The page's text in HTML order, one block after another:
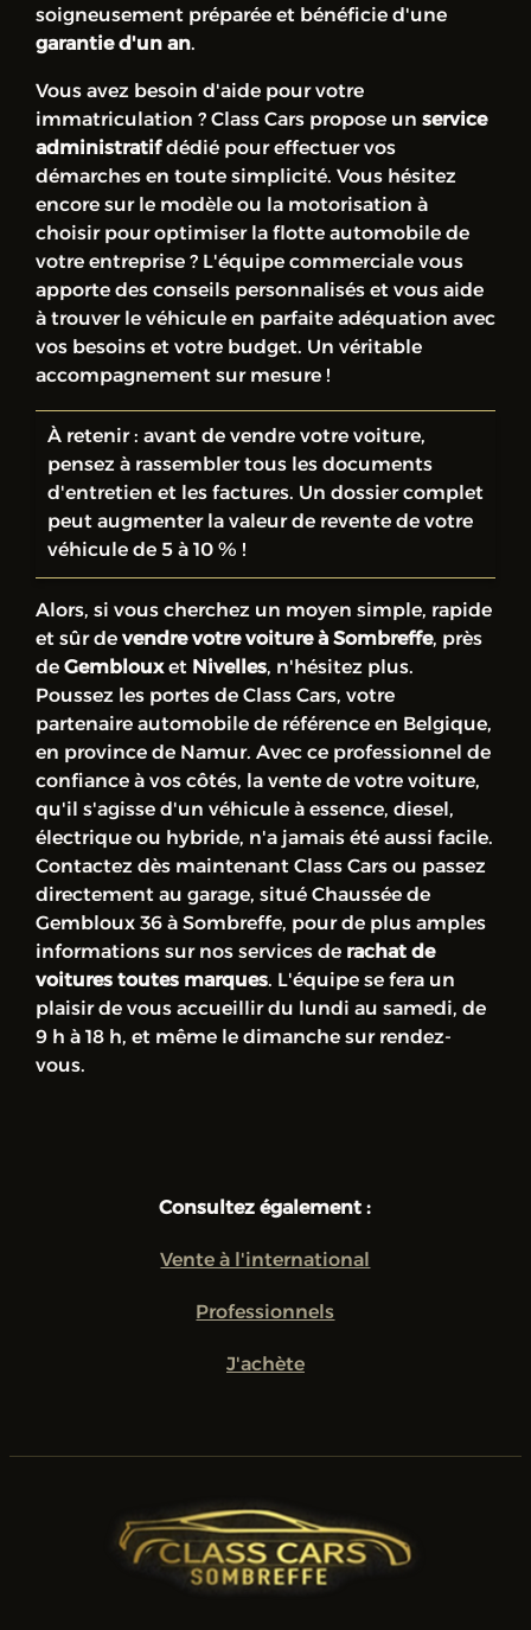
soigneusement préparée et bénéficie d'une
garantie d'un an.
Vous avez besoin d'aide pour votre
immatriculation ? Class Cars propose un service
administratifdédié pour effectuer vos
démarches en toute simplicité. Vous hésitez
encore sur le modèle ou la motorisation à
choisir pour optimiser la flotte automobile de
votre entreprise ? L'équipe commerciale vous
apporte des conseils personnalisés et vous aide
à trouver le véhicule en parfaite adéquation avec
vos besoins et votre budget. Un véritable
accompagnement sur mesure !
À retenir : avant de vendre votre voiture,
pensez à rassembler tous les documents
d'entretien et les factures. Un dossier complet
peut augmenter la valeur de revente de votre
véhicule de 5 à 10 % !
Alors, si vous cherchez un moyen simple, rapide
et sûr de vendre votre voiture à Sombreffe, près
de Gemblouxet Nivelles, n'hésitez plus.
Poussez les portes de Class Cars, votre
partenaire automobile de référence en Belgique,
en province de Namur. Avec ce professionnel de
confiance à vos côtés, la vente de votre voiture,
qu'il s'agisse d'un véhicule à essence, diesel,
électrique ou hybride, n'a jamais été aussi facile.
Contactez dès maintenant Class Cars ou passez
directement au garage, situé Chaussée de
Gembloux 36 à Sombreffe, pour de plus amples
informations sur nos services de rachat de
voitures toutes marques. L'équipe se fera un
plaisir de vous accueillir du lundi au samedi, de
9 h à 18 h, et même le dimanche sur rendez-
vous.
Consultez également :
Vente à l'international
Professionnels
J'achète